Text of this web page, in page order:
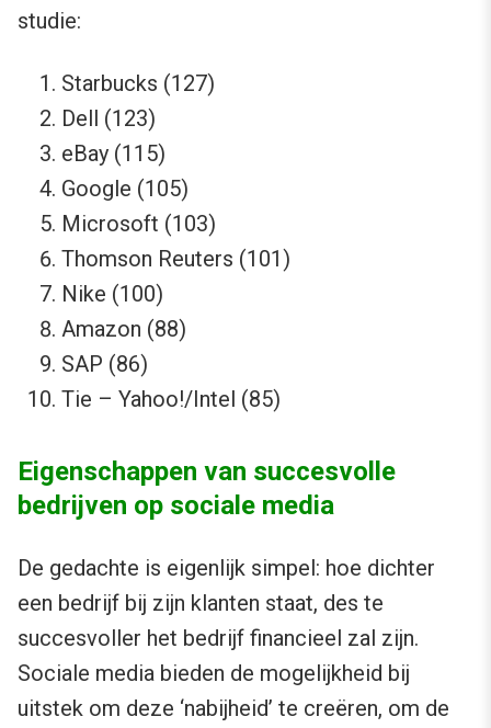
studie:
Starbucks (127)
Dell (123)
eBay (115)
Google (105)
Microsoft (103)
Thomson Reuters (101)
Nike (100)
Amazon (88)
SAP (86)
Tie – Yahoo!/Intel (85)
Eigenschappen van succesvolle
bedrijven op sociale media
De gedachte is eigenlijk simpel: hoe dichter
een bedrijf bij zijn klanten staat, des te
succesvoller het bedrijf financieel zal zijn.
Sociale media bieden de mogelijkheid bij
uitstek om deze ‘nabijheid’ te creëren, om de